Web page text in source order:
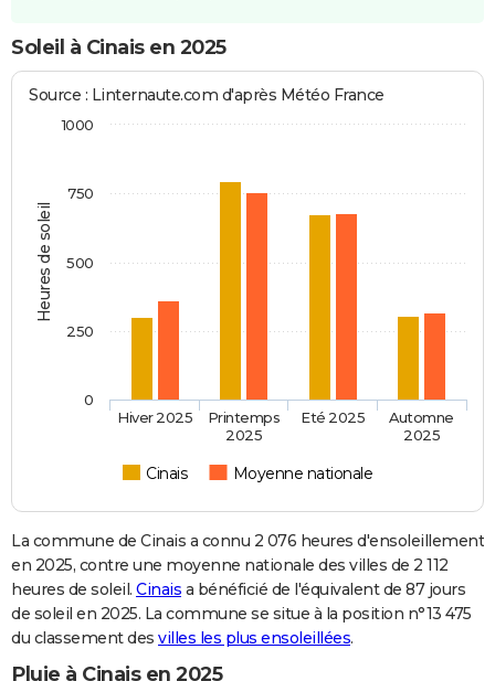
Soleil à Cinais en 2025
Heures de soleil
Source : Linternaute.com d'après Météo France
Cinais Moyenne nationale
Hiver 2025
Printemps
2025
Eté 2025
Automne
2025
0
1000
250
500
750
La commune de Cinais a connu 2 076 heures d'ensoleillement
en 2025, contre une moyenne nationale des villes de 2 112
heures de soleil. Cinais a bénéficié de l'équivalent de 87 jours
de soleil en 2025. La commune se situe à la position n°13 475
du classement des villes les plus ensoleillées.
Pluie à Cinais en 2025